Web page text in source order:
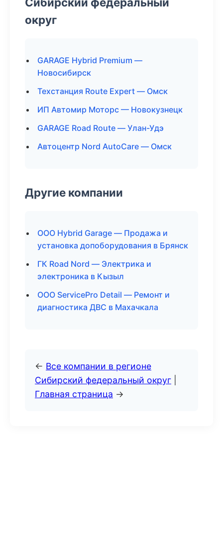
округ
GARAGE Hybrid Premium —
Новосибирск
Техстанция Route Expert — Омск
ИП Автомир Моторс — Новокузнецк
GARAGE Road Route — Улан-Удэ
Автоцентр Nord AutoCare — Омск
Другие компании
ООО Hybrid Garage — Продажа и
установка допоборудования в Брянск
ГК Road Nord — Электрика и
электроника в Кызыл
ООО ServicePro Detail — Ремонт и
диагностика ДВС в Махачкала
← Все компании в регионе
Сибирский федеральный округ
Главная страница →